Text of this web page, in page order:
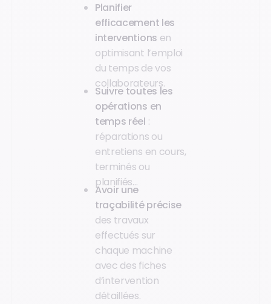
Planifier
efficacement les
interventions en
optimisant l’emploi
du temps de vos
collaborateurs.
Suivre toutes les
opérations en
temps réel :
réparations ou
entretiens en cours,
terminés ou
planifiés…
Avoir une
traçabilité précise
des travaux
effectués sur
chaque machine
avec des fiches
d’intervention
détaillées.